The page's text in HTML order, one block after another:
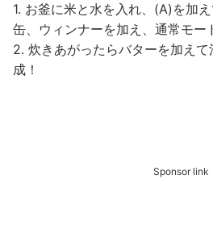
1. お釜に米と水を入れ、(A)を加
缶、ウィンナーを加え、通常モー
2. 炊きあがったらバターを加え
成！
Sponsor link